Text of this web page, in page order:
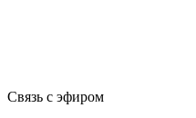
Связь с эфиром